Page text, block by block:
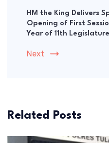
HM the King Delivers
Opening of First
Year of 11th Legislature
Next
Related Posts